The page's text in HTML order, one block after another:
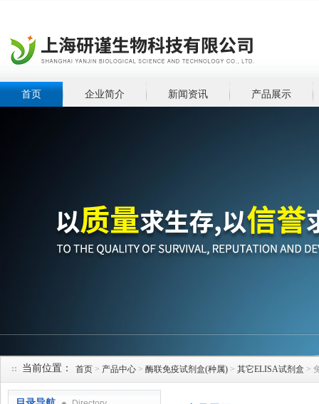
首页 企业简介 新闻资讯 产品展示
当前位置： 首页 > 产品中心 > 酶联免疫试剂盒(种属) > 其它ELISA试剂盒 >